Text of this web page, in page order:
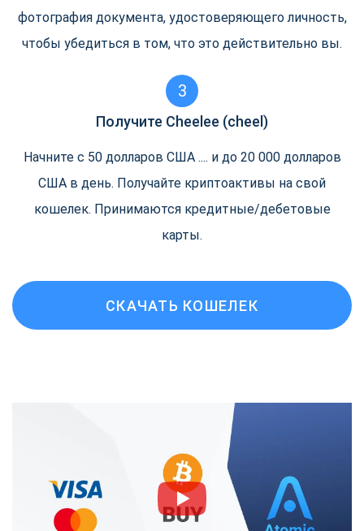
фотография документа, удостоверяющего личность,
чтобы убедиться в том, что это действительно вы.
3
Получите Cheelee (cheel)
Начните с 50 долларов США .... и до 20 000 долларов
США в день. Получайте криптоактивы на свой
кошелек. Принимаются кредитные/дебетовые
карты.
СКАЧАТЬ КОШЕЛЕК